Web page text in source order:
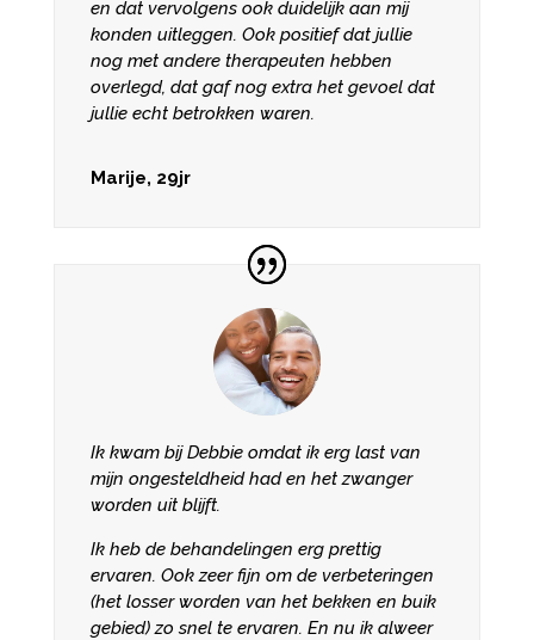
en dat vervolgens ook duidelijk aan mij
konden uitleggen. Ook positief dat jullie
nog met andere therapeuten hebben
overlegd, dat gaf nog extra het gevoel dat
jullie echt betrokken waren.
Marije, 29jr
Ik kwam bij Debbie omdat ik erg last van
mijn ongesteldheid had en het zwanger
worden uit blijft.
Ik heb de behandelingen erg prettig
ervaren. Ook zeer fijn om de verbeteringen
(het losser worden van het bekken en buik
gebied) zo snel te ervaren. En nu ik alweer